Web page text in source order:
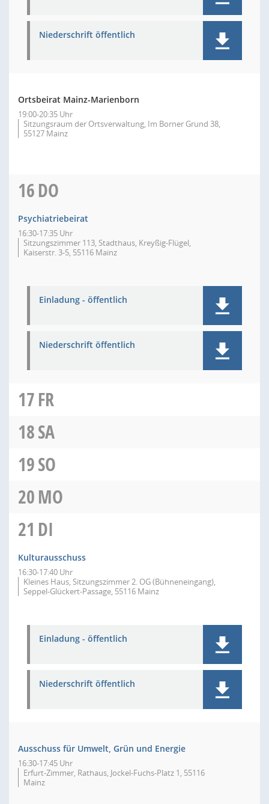
Niederschrift öffentlich
Ortsbeirat Mainz-Marienborn
19:00-20:35 Uhr
Sitzungsraum der Ortsverwaltung, Im Borner Grund 38,
55127 Mainz
16DO
Psychiatriebeirat
16:30-17:35 Uhr
Sitzungszimmer 113, Stadthaus, Kreyßig-Flügel,
Kaiserstr. 3-5, 55116 Mainz
Einladung - öffentlich
Niederschrift öffentlich
17FR
18SA
19SO
20MO
21 DI
Kulturausschuss
16:30-17:40 Uhr
Kleines Haus, Sitzungszimmer 2. OG (Bühneneingang),
Seppel-Glückert-Passage, 55116 Mainz
Einladung - öffentlich
Niederschrift öffentlich
Ausschuss für Umwelt, Grün und Energie
16:30-17:45 Uhr
Erfurt-Zimmer, Rathaus, Jockel-Fuchs-Platz 1, 55116
Mainz